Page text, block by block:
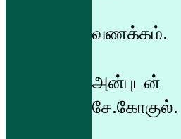
வணக்கம்.
அன்புடன்
சே.கோகுல்.